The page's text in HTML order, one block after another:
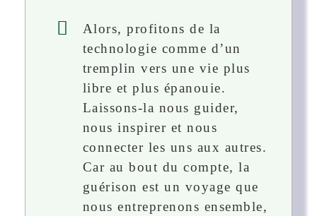
Alors, profitons de la
technologie comme d’un
tremplin vers une vie plus
libre et plus épanouie.
Laissons-la nous guider,
nous inspirer et nous
connecter les uns aux autres.
Car au bout du compte, la
guérison est un voyage que
nous entreprenons ensemble,